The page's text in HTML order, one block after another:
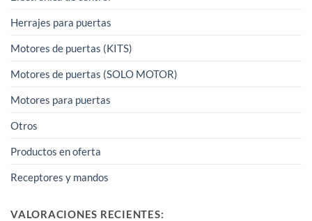
Herrajes para puertas
Motores de puertas (KITS)
Motores de puertas (SOLO MOTOR)
Motores para puertas
Otros
Productos en oferta
Receptores y mandos
VALORACIONES RECIENTES: